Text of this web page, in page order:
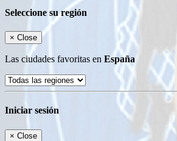
Seleccione su región
× Close
Las ciudades favoritas en España
Iniciar sesión
× Close